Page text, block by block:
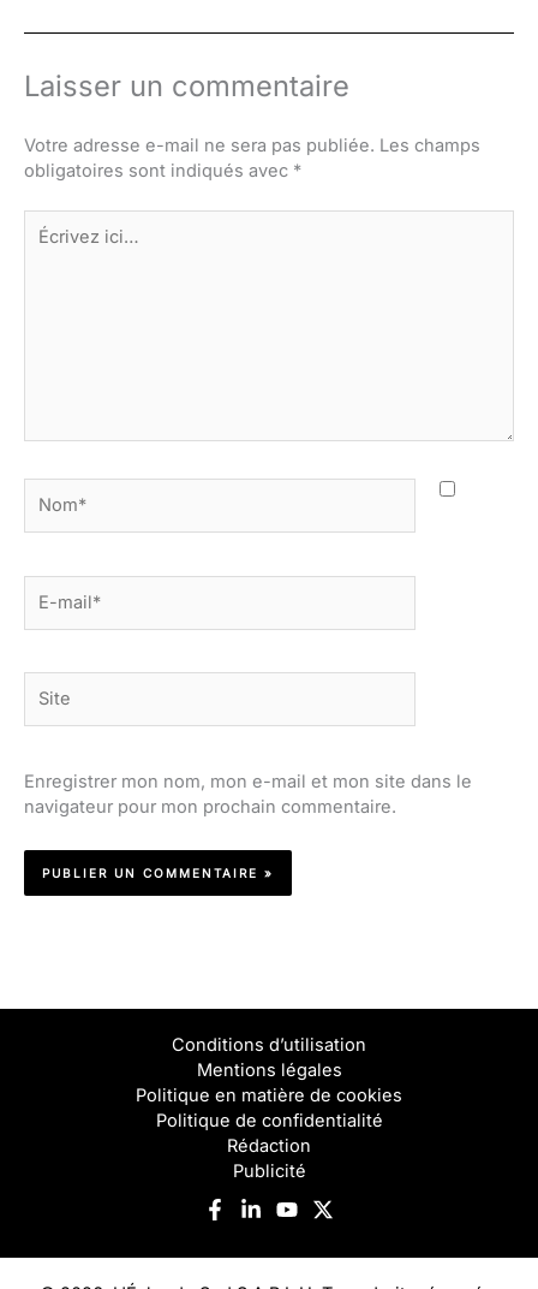
Laisser un commentaire
Votre adresse e-mail ne sera pas publiée. Les champs
obligatoires sont indiqués avec *
Écrivez
ici…
mail*
Enregistrer mon nom, mon e-mail et mon site dans le
navigateur pour mon prochain commentaire.
Conditions d’utilisation
Mentions légales
Politique en matière de cookies
Politique de confidentialité
Rédaction
Publicité